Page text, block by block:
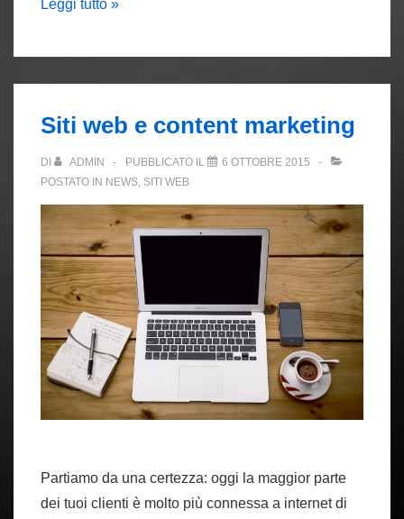
Bonus
–
per
digitalizzare
la
tua
attività
Leggi tutto »
Siti web e content marketing
DI ADMIN PUBBLICATO IL
6 OTTOBRE 2015
POSTATO IN NEWS, SITI WEB
Partiamo da una certezza: oggi la maggior parte
dei tuoi clienti è molto più connessa a internet di